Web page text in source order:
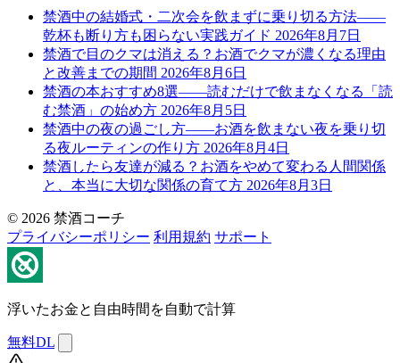
禁酒中の結婚式・二次会を飲まずに乗り切る方法——
乾杯も断り方も困らない実践ガイド 2026年8月7日
禁酒で目のクマは消える？お酒でクマが濃くなる理由
と改善までの期間 2026年8月6日
禁酒の本おすすめ8選——読むだけで飲まなくなる「読
む禁酒」の始め方 2026年8月5日
禁酒中の夜の過ごし方——お酒を飲まない夜を乗り切
る夜ルーティンの作り方 2026年8月4日
禁酒したら友達が減る？お酒をやめて変わる人間関係
と、本当に大切な関係の育て方 2026年8月3日
© 2026 禁酒コーチ
プライバシーポリシー 利用規約 サポート
浮いたお金と自由時間を自動で計算
無料DL